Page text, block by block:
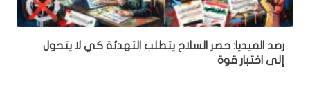
رصد الميديا: حصر السلاح يتطلب التهدئة كي لا يتحول
إلى اختبار قوة